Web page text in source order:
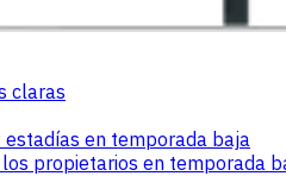
claras
en temporada baja
propietarios en temporada